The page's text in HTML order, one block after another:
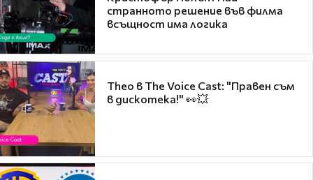
странното решение във филма
всъщност има логика
Theo в The Voice Cast: "Правен съм
в дискотека!" 👀💥